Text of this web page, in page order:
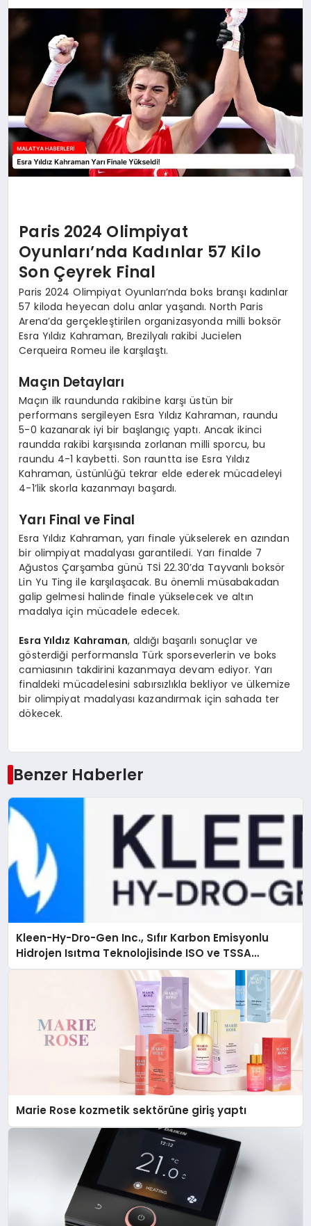
MAGAZIN
SIYASET
SPOR
Paris 2024 Olimpiyat
Oyunları’nda Kadınlar 57 Kilo
Son Çeyrek Final
Paris 2024 Olimpiyat Oyunları’nda boks branşı kadınlar
57 kiloda heyecan dolu anlar yaşandı. North Paris
Arena’da gerçekleştirilen organizasyonda milli boksör
Esra Yıldız Kahraman, Brezilyalı rakibi Jucielen
Cerqueira Romeu ile karşılaştı.
Maçın Detayları
Maçın ilk raundunda rakibine karşı üstün bir
performans sergileyen Esra Yıldız Kahraman, raundu
5-0 kazanarak iyi bir başlangıç yaptı. Ancak ikinci
raundda rakibi karşısında zorlanan milli sporcu, bu
raundu 4-1 kaybetti. Son rauntta ise Esra Yıldız
Kahraman, üstünlüğü tekrar elde ederek mücadeleyi
4-1’lik skorla kazanmayı başardı.
Yarı Final ve Final
Esra Yıldız Kahraman, yarı finale yükselerek en azından
bir olimpiyat madalyası garantiledi. Yarı finalde 7
Ağustos Çarşamba günü TSİ 22.30’da Tayvanlı boksör
Lin Yu Ting ile karşılaşacak. Bu önemli müsabakadan
galip gelmesi halinde finale yükselecek ve altın
madalya için mücadele edecek.
Esra Yıldız Kahraman, aldığı başarılı sonuçlar ve
gösterdiği performansla Türk sporseverlerin ve boks
camiasının takdirini kazanmaya devam ediyor. Yarı
finaldeki mücadelesini sabırsızlıkla bekliyor ve ülkemize
bir olimpiyat madalyası kazandırmak için sahada ter
dökecek.
Benzer Haberler
Kleen-Hy-Dro-Gen Inc., Sıfır Karbon Emisyonlu
Hidrojen Isıtma Teknolojisinde ISO ve TSSA
Düzenleyici Onaylarını Aldı
Marie Rose kozmetik sektörüne giriş yaptı